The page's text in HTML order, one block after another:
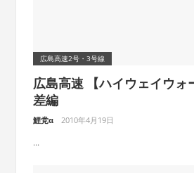
広島高速2号・3号線
広島高速 【ハイウェイウォ
差編
鯉党α 2010年4月19日
...